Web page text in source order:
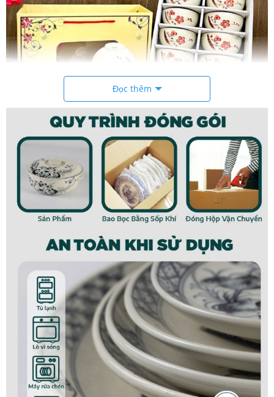
Bộ 10 bát cơm gốm sứ Bát Tràng họa tiết nhành hoa đào đỏ
BBC-35
10 bát cơmđược đánh giá cao về cả hình thức lẫn
chất lượng. Sản phẩm được làm từ chất liệu cao cấp,
được chọn lựa kĩ càng và trải qua quá trình gia công vô
cùng tỉ mỉ.
Được xử lý nung ở nhiệt độ lên tới 1300 độ C, sản phẩm
có độ bền cơ học tốt có thể sử dụng an toàn trong lò vi
sóng hay máy rửa bát.
Hơn thế nữa, nhờ được nung ở nhiệt độ cao nên sản
Đọc thêm